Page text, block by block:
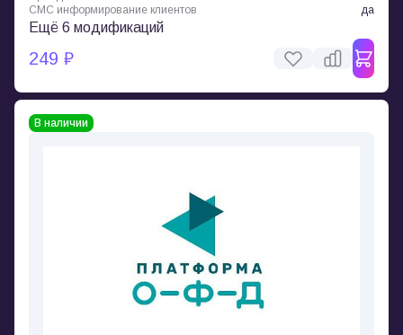
СМС информирование клиентов
да
Ещё 6 модификаций
249 ₽
В наличии